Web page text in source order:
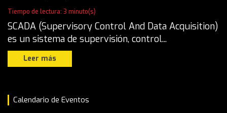
Tiempo de lectura: 3 minuto(s)
SCADA (Supervisory Control And Data Acquisition)
es un sistema de supervisión, control...
Leer más
Calendario de Eventos